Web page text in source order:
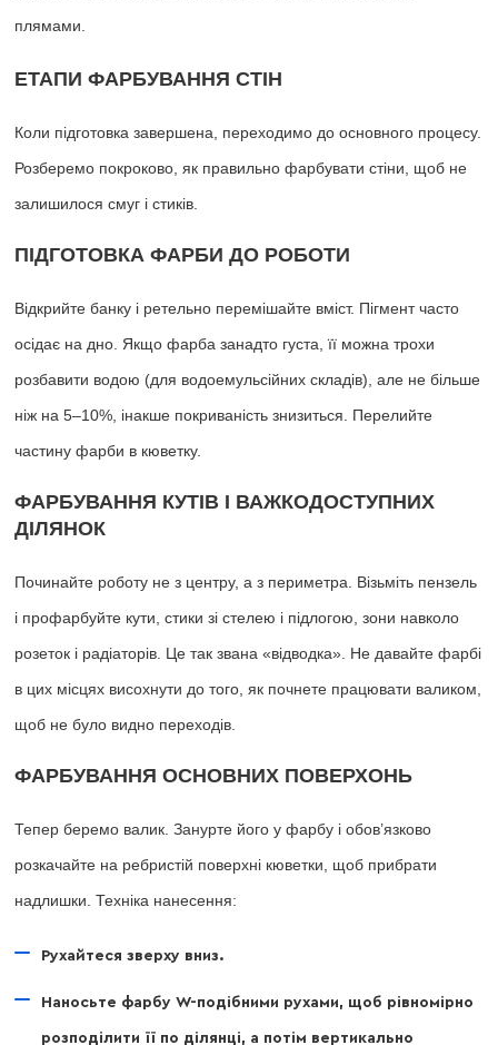
плямами.
ЕТАПИ ФАРБУВАННЯ СТІН
Коли підготовка завершена, переходимо до основного процесу.
Розберемо покроково, як правильно фарбувати стіни, щоб не
залишилося смуг і стиків.
ПІДГОТОВКА ФАРБИ ДО РОБОТИ
Відкрийте банку і ретельно перемішайте вміст. Пігмент часто
осідає на дно. Якщо фарба занадто густа, її можна трохи
розбавити водою (для водоемульсійних складів), але не більше
ніж на 5–10%, інакше покриваність знизиться. Перелийте
частину фарби в кюветку.
ФАРБУВАННЯ КУТІВ І ВАЖКОДОСТУПНИХ
ДІЛЯНОК
Починайте роботу не з центру, а з периметра. Візьміть пензель
і профарбуйте кути, стики зі стелею і підлогою, зони навколо
розеток і радіаторів. Це так звана «відводка». Не давайте фарбі
в цих місцях висохнути до того, як почнете працювати валиком,
щоб не було видно переходів.
ФАРБУВАННЯ ОСНОВНИХ ПОВЕРХОНЬ
Тепер беремо валик. Занурте його у фарбу і обов’язково
розкачайте на ребристій поверхні кюветки, щоб прибрати
надлишки. Техніка нанесення:
Рухайтеся зверху вниз.
Наносьте фарбу W-подібними рухами, щоб рівномірно
розподілити її по ділянці, а потім вертикально